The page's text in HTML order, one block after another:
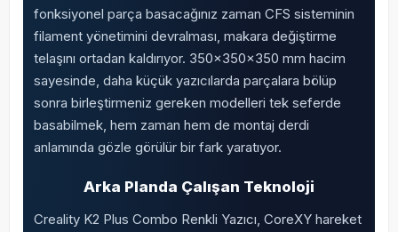
fonksiyonel parça basacağınız zaman CFS sisteminin
filament yönetimini devralması, makara değiştirme
telaşını ortadan kaldırıyor. 350x350x350 mm hacim
sayesinde, daha küçük yazıcılarda parçalara bölüp
sonra birleştirmeniz gereken modelleri tek seferde
basabilmek, hem zaman hem de montaj derdi
anlamında gözle görülür bir fark yaratıyor.
Arka Planda Çalışan Teknoloji
Creality K2 Plus Combo Renkli Yazıcı, CoreXY hareket